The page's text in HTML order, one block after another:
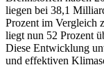
liegen bei 38,1
Prozent im Vergleich
liegt nun 52 Prozent
Diese Entwicklung
und effektiven